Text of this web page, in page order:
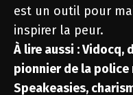
est un outil pour
inspirer la peur.
À lire aussi :Vidocq,
pionnier de la police
Speakeasies,